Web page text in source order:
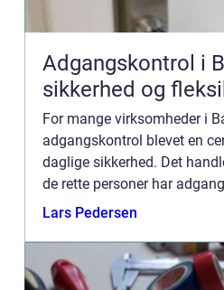
Adgangskontrol i
sikkerhed og
For mange virksomheder i
adgangskontrol blevet en
daglige sikkerhed. Det
de rette personer har
mens uvedkommende
Lars Pedersen